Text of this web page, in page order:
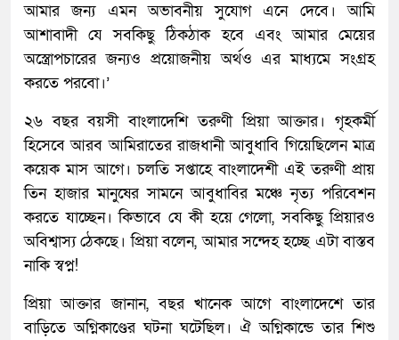
আমার জন্য এমন অভাবনীয় সুযোগ এনে দেবে। আমি
আশাবাদী যে সবকিছু ঠিকঠাক হবে এবং আমার মেয়ের
অস্ত্রোপচারের জন্যও প্রয়োজনীয় অর্থও এর মাধ্যমে সংগ্রহ
করতে পরবো।’
২৬ বছর বয়সী বাংলাদেশি তরুণী প্রিয়া আক্তার। গৃহকর্মী
হিসেবে আরব আমিরাতের রাজধানী আবুধাবি গিয়েছিলেন মাত্র
কয়েক মাস আগে। চলতি সপ্তাহে বাংলাদেশী এই তরুণী প্রায়
তিন হাজার মানুষের সামনে আবুধাবির মঞ্চে নৃত্য পরিবেশন
করতে যাচ্ছেন। কিভাবে যে কী হয়ে গেলো, সবকিছু প্রিয়ারও
অবিশ্বাস্য ঠেকছে। প্রিয়া বলেন, আমার সন্দেহ হচ্ছে এটা বাস্তব
নাকি স্বপ্ন!
প্রিয়া আক্তার জানান, বছর খানেক আগে বাংলাদেশে তার
বাড়িতে অগ্নিকাণ্ডের ঘটনা ঘটেছিল। ঐ অগ্নিকান্ডে তার শিশু